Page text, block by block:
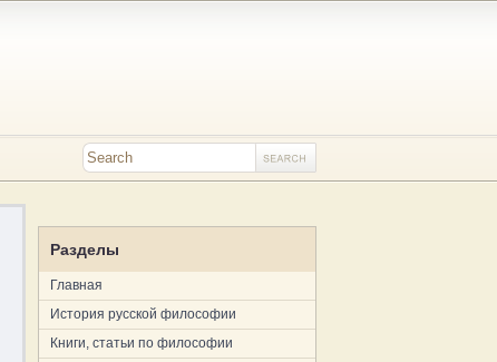
Разделы
Главная
История русской философии
Книги, статьи по философии